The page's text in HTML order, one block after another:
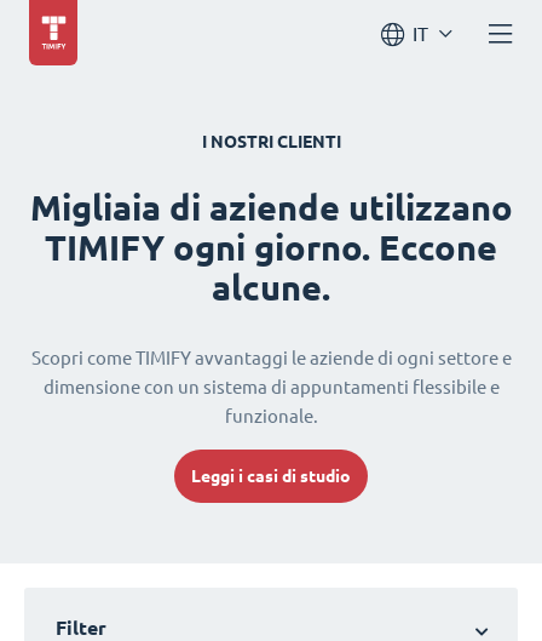
IT
I NOSTRI CLIENTI
Migliaia di aziende utilizzano
TIMIFY ogni giorno. Eccone
alcune.
Scopri come TIMIFY avvantaggi le aziende di ogni settore e
dimensione con un sistema di appuntamenti flessibile e
funzionale.
Leggi i casi di studio
Filter